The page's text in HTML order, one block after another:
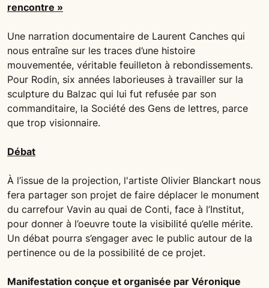
rencontre »
Une narration documentaire de Laurent Canches qui
nous entraîne sur les traces d’une histoire
mouvementée, véritable feuilleton à rebondissements.
Pour Rodin, six années laborieuses à travailler sur la
sculpture du Balzac qui lui fut refusée par son
commanditaire, la Société des Gens de lettres, parce
que trop visionnaire.
Débat
À l’issue de la projection, l'artiste Olivier Blanckart nous
fera partager son projet de faire déplacer le monument
du carrefour Vavin au quai de Conti, face à l’Institut,
pour donner à l’oeuvre toute la visibilité qu’elle mérite.
Un débat pourra s’engager avec le public autour de la
pertinence ou de la possibilité de ce projet.
Manifestation conçue et organisée par Véronique